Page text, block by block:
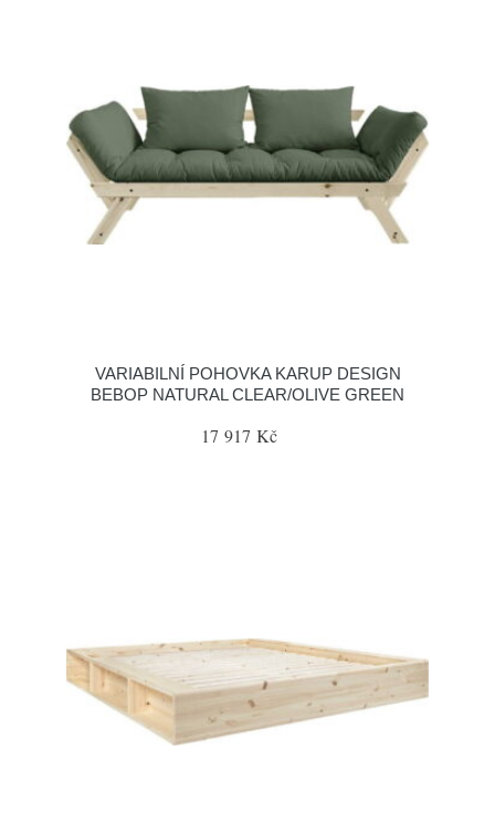
VARIABILNÍ POHOVKA KARUP DESIGN
BEBOP NATURAL CLEAR/OLIVE GREEN
17 917 Kč